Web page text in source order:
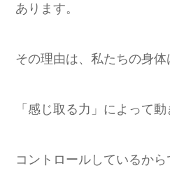
あります。
その理由は、私たちの身体
「感じ取る力」によって動
コントロールしているから